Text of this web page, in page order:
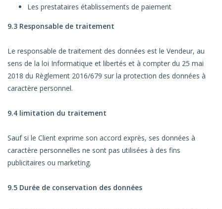
Les prestataires établissements de paiement
9.3 Responsable de traitement
Le responsable de traitement des données est le Vendeur, au
sens de la loi Informatique et libertés et à compter du 25 mai
2018 du Règlement 2016/679 sur la protection des données à
caractère personnel.
9.4 limitation du traitement
Sauf si le Client exprime son accord exprès, ses données à
caractère personnelles ne sont pas utilisées à des fins
publicitaires ou marketing.
9.5 Durée de conservation des données